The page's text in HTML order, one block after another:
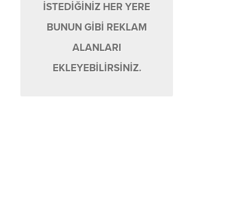
İSTEDİĞİNİZ HER YERE
BUNUN GİBİ REKLAM
ALANLARI
EKLEYEBİLİRSİNİZ.